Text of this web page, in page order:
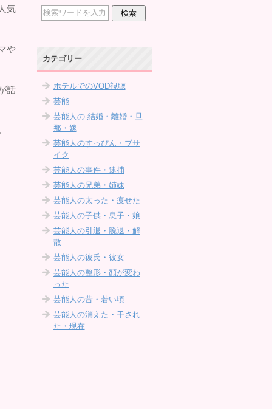
気
や
話
カテゴリー
ホテルでのVOD視聴
芸能
芸能人の 結婚・離婚・旦
那・嫁
芸能人のすっぴん・ブサ
イク
芸能人の事件・逮捕
芸能人の兄弟・姉妹
芸能人の太った・痩せた
芸能人の子供・息子・娘
芸能人の引退・脱退・解
散
芸能人の彼氏・彼女
芸能人の整形・顔が変わ
った
芸能人の昔・若い頃
芸能人の消えた・干され
た・現在